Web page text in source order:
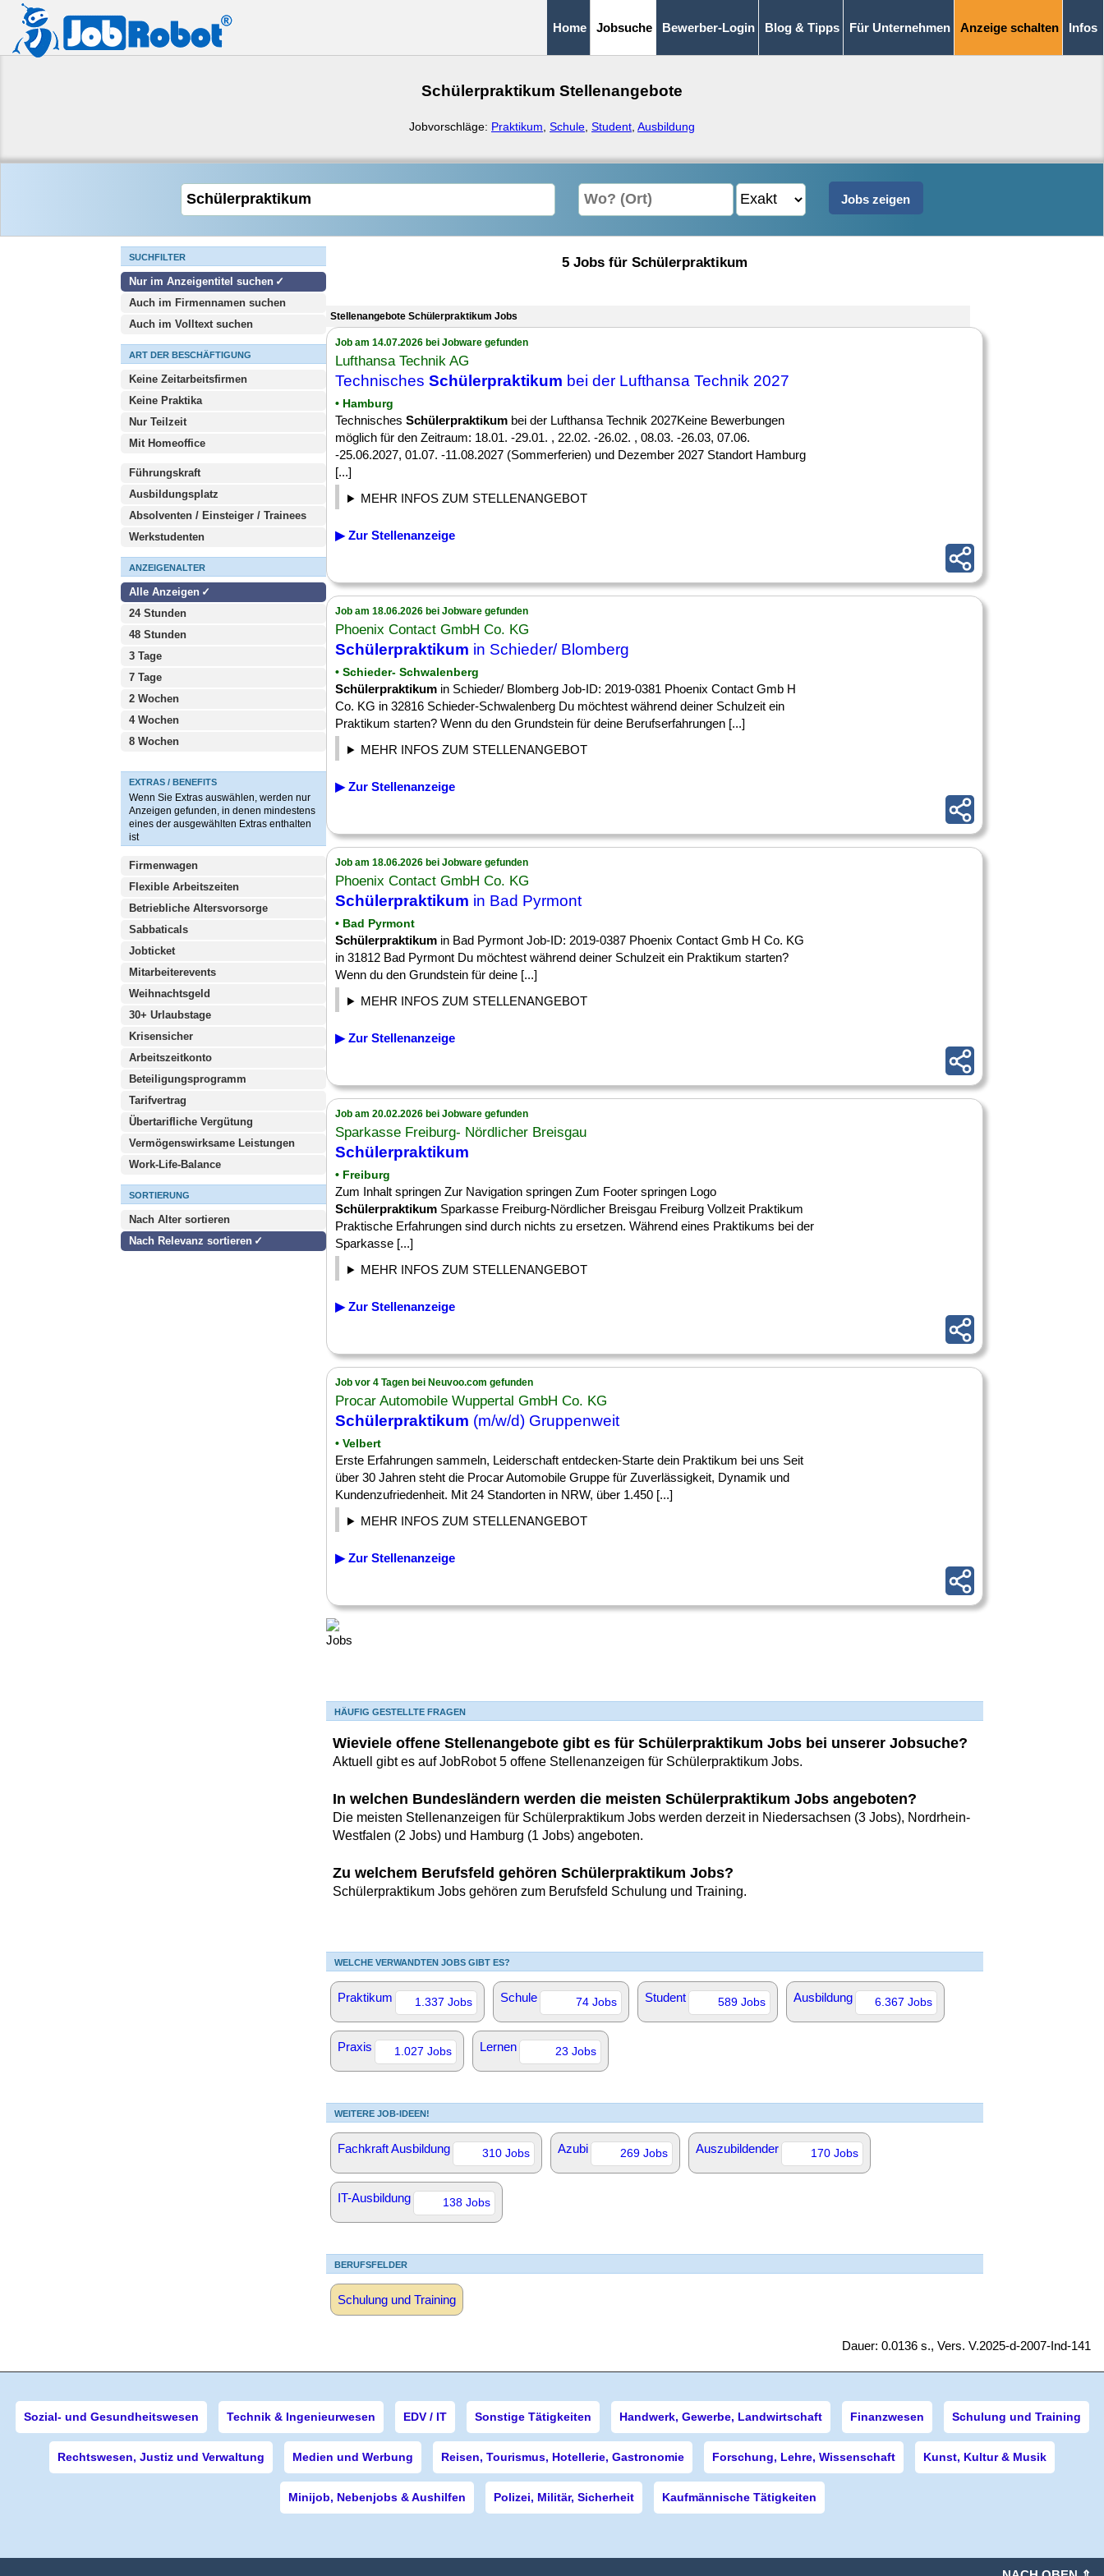
Home Jobsuche Bewerber-Login Blog & Tipps Für Unternehmen Anzeige schalten Infos
Schülerpraktikum Stellenangebote
Jobvorschläge: Praktikum Schule Student Ausbildung
SUCHFILTER
Nur im Anzeigentitel suchen
Auch im Firmennamen suchen
Auch im Volltext suchen
ART DER BESCHÄFTIGUNG
Keine Zeitarbeitsfirmen
Keine Praktika
Nur Teilzeit
Mit Homeoffice
Führungskraft
Ausbildungsplatz
Absolventen / Einsteiger / Trainees
Werkstudenten
ANZEIGENALTER
Alle Anzeigen
24 Stunden
48 Stunden
3 Tage
7 Tage
2 Wochen
4 Wochen
8 Wochen
EXTRAS / BENEFITS
Wenn Sie Extras auswählen, werden nur
Anzeigen gefunden, in denen mindestens
eines der ausgewählten Extras enthalten
ist
Firmenwagen
Flexible Arbeitszeiten
Betriebliche Altersvorsorge
Sabbaticals
Jobticket
Mitarbeiterevents
Weihnachtsgeld
30+ Urlaubstage
Krisensicher
Arbeitszeitkonto
Beteiligungsprogramm
Tarifvertrag
Übertarifliche Vergütung
Vermögenswirksame Leistungen
Work-Life-Balance
SORTIERUNG
Nach Alter sortieren
Nach Relevanz sortieren
5 Jobs für Schülerpraktikum
Stellenangebote Schülerpraktikum Jobs
Job am 14.07.2026 bei Jobware gefunden
Lufthansa Technik AG
Technisches Schülerpraktikum bei der Lufthansa Technik 2027
• Hamburg
Technisches Schülerpraktikum bei der Lufthansa Technik 2027Keine Bewerbungen
möglich für den Zeitraum: 18.01. -29.01. , 22.02. -26.02. , 08.03. -26.03, 07.06.
-25.06.2027, 01.07. -11.08.2027 (Sommerferien) und Dezember 2027 Standort Hamburg
[...]
MEHR INFOS ZUM STELLENANGEBOT
▶ Zur Stellenanzeige
Job am 18.06.2026 bei Jobware gefunden
Phoenix Contact GmbH Co. KG
Schülerpraktikum in Schieder/ Blomberg
• Schieder- Schwalenberg
Schülerpraktikum in Schieder/ Blomberg Job-ID: 2019-0381 Phoenix Contact Gmb H
Co. KG in 32816 Schieder-Schwalenberg Du möchtest während deiner Schulzeit ein
Praktikum starten? Wenn du den Grundstein für deine Berufserfahrungen [...]
MEHR INFOS ZUM STELLENANGEBOT
▶ Zur Stellenanzeige
Job am 18.06.2026 bei Jobware gefunden
Phoenix Contact GmbH Co. KG
Schülerpraktikum in Bad Pyrmont
• Bad Pyrmont
Schülerpraktikum in Bad Pyrmont Job-ID: 2019-0387 Phoenix Contact Gmb H Co. KG
in 31812 Bad Pyrmont Du möchtest während deiner Schulzeit ein Praktikum starten?
Wenn du den Grundstein für deine [...]
MEHR INFOS ZUM STELLENANGEBOT
▶ Zur Stellenanzeige
Job am 20.02.2026 bei Jobware gefunden
Sparkasse Freiburg- Nördlicher Breisgau
Schülerpraktikum
• Freiburg
Zum Inhalt springen Zur Navigation springen Zum Footer springen Logo
Schülerpraktikum Sparkasse Freiburg-Nördlicher Breisgau Freiburg Vollzeit Praktikum
Praktische Erfahrungen sind durch nichts zu ersetzen. Während eines Praktikums bei der
Sparkasse [...]
MEHR INFOS ZUM STELLENANGEBOT
▶ Zur Stellenanzeige
Job vor 4 Tagen bei Neuvoo.com gefunden
Procar Automobile Wuppertal GmbH Co. KG
Schülerpraktikum (m/w/d) Gruppenweit
• Velbert
Erste Erfahrungen sammeln, Leiderschaft entdecken-Starte dein Praktikum bei uns Seit
über 30 Jahren steht die Procar Automobile Gruppe für Zuverlässigkeit, Dynamik und
Kundenzufriedenheit. Mit 24 Standorten in NRW, über 1.450 [...]
MEHR INFOS ZUM STELLENANGEBOT
▶ Zur Stellenanzeige
HÄUFIG GESTELLTE FRAGEN
Wieviele offene Stellenangebote gibt es für Schülerpraktikum Jobs bei unserer Jobsuche?
Aktuell gibt es auf JobRobot 5 offene Stellenanzeigen für Schülerpraktikum Jobs.
In welchen Bundesländern werden die meisten Schülerpraktikum Jobs angeboten?
Die meisten Stellenanzeigen für Schülerpraktikum Jobs werden derzeit in Niedersachsen (3 Jobs), Nordrhein-
Westfalen (2 Jobs) und Hamburg (1 Jobs) angeboten.
Zu welchem Berufsfeld gehören Schülerpraktikum Jobs?
Schülerpraktikum Jobs gehören zum Berufsfeld Schulung und Training.
WELCHE VERWANDTEN JOBS GIBT ES?
Praktikum 1.337 Jobs Schule 74 Jobs Student 589 Jobs Ausbildung 6.367 Jobs
Praxis 1.027 Jobs Lernen 23 Jobs
WEITERE JOB-IDEEN!
Fachkraft Ausbildung 310 Jobs Azubi 269 Jobs Auszubildender 170 Jobs
IT-Ausbildung 138 Jobs
BERUFSFELDER
Schulung und Training
Dauer: 0.0136 s., Vers. V.2025-d-2007-Ind-141
Sozial- und Gesundheitswesen Technik & Ingenieurwesen EDV / IT Sonstige Tätigkeiten Handwerk, Gewerbe, Landwirtschaft Finanzwesen Schulung und Training
Rechtswesen, Justiz und Verwaltung Medien und Werbung Reisen, Tourismus, Hotellerie, Gastronomie Forschung, Lehre, Wissenschaft Kunst, Kultur & Musik
Minijob, Nebenjobs & Aushilfen Polizei, Militär, Sicherheit Kaufmännische Tätigkeiten